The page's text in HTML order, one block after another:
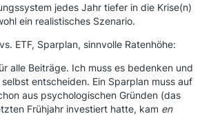
jedes Jahr tiefer in die Krise(n)
ein realistisches Szenario.
ETF, Sparplan, sinnvolle Ratenhöhe:
alle Beiträge. Ich muss es bedenken und
entscheiden. Ein Sparplan muss auf
aus psychologischen Gründen (das
Frühjahr investiert hatte, kam en